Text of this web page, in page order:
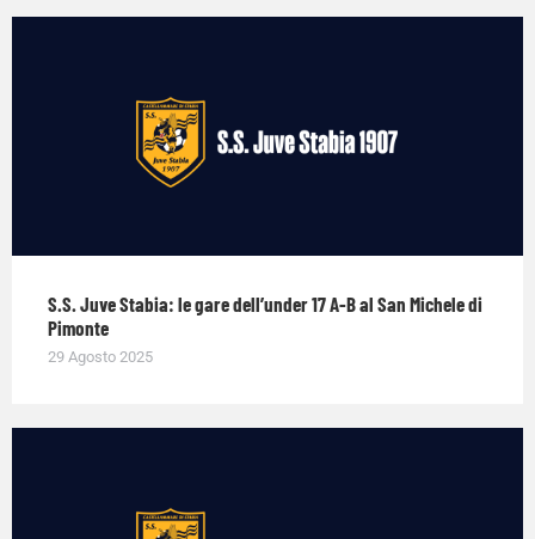
S.S. Juve Stabia: le gare dell’under 17 A-B al San Michele di
Pimonte
29 Agosto 2025